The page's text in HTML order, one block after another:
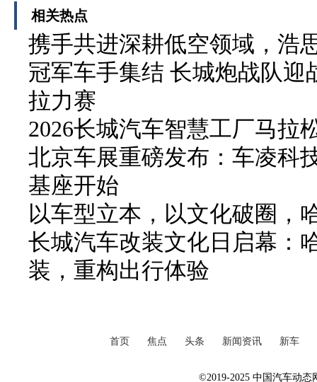
相关热点
携手共进深耕低空领域，浩
冠军车手集结 长城炮战队迎
拉力赛
2026长城汽车智慧工厂马拉
北京车展重磅发布：车凌科
基座开始
以车型立本，以文化破圈，
长城汽车改装文化日启幕：
装，重构出行体验
首页 焦点 头条 新闻资讯 新车
©2019-2025 中国汽车动态